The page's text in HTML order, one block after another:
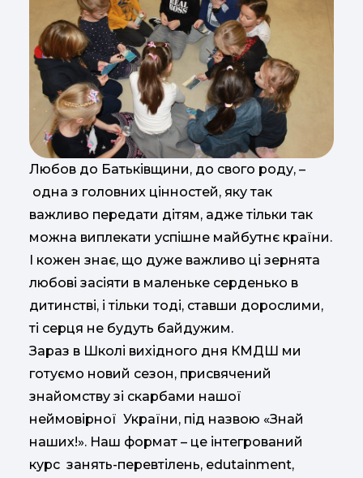
Любов до Батьківщини, до свого роду, –
одна з головних цінностей, яку так
важливо передати дітям, адже тільки так
можна виплекати успішне майбутнє країни.
І кожен знає, що дуже важливо ці зернята
любові засіяти в маленьке серденько в
дитинстві, і тільки тоді, ставши дорослими,
ті серця не будуть байдужим.
Зараз в Школі вихідного дня КМДШ ми
готуємо новий сезон, присвячений
знайомству зі скарбами нашої
неймовірної України, під назвою «Знай
наших!». Наш формат – це інтегрований
курс занять-перевтілень, edutainment,